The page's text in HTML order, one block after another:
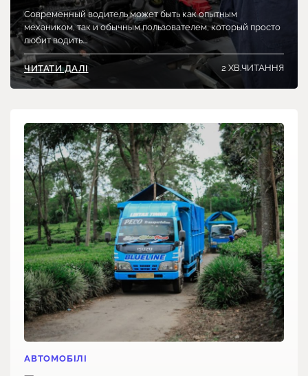
Современный водитель может быть как опытным
механиком, так и обычным пользователем, который просто
любит водить.…
ЧИТАТИ ДАЛІ 2 ХВ.ЧИТАННЯ
АВТОМОБІЛІ